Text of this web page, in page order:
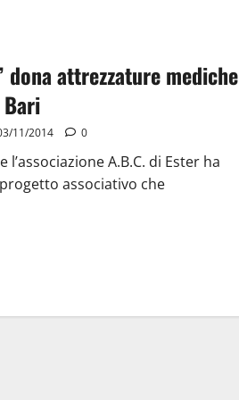
dona attrezzature mediche
11/2014 0
A.B.C. di Ester ha
associativo che